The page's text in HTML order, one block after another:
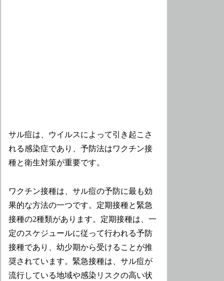
サル痘は、ウイルスによって引き起こさ
れる感染症であり、予防法はワクチン接
種と衛生対策が重要です。
ワクチン接種は、サル痘の予防に最も効
果的な方法の一つです。定期接種と緊急
接種の2種類があります。定期接種は、一
定のスケジュールに従って行われる予防
接種であり、幼少期から受けることが推
奨されています。緊急接種は、サル痘が
流行している地域や感染リスクの高い状